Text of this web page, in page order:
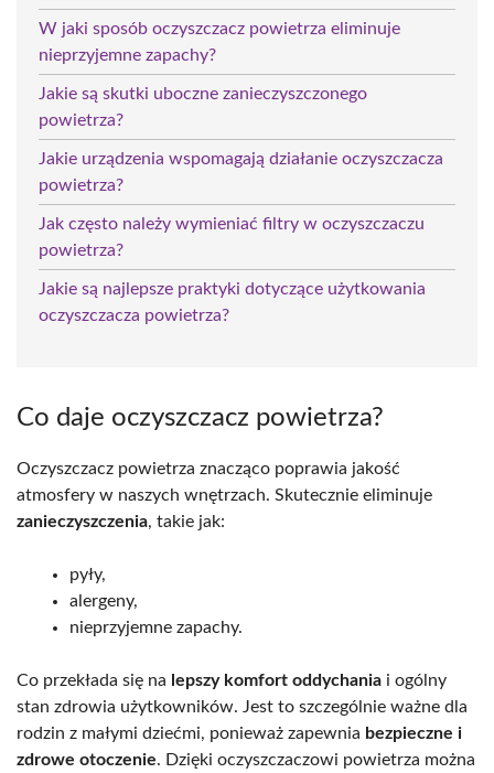
W jaki sposób oczyszczacz powietrza eliminuje
nieprzyjemne zapachy?
Jakie są skutki uboczne zanieczyszczonego
powietrza?
Jakie urządzenia wspomagają działanie oczyszczacza
powietrza?
Jak często należy wymieniać filtry w oczyszczaczu
powietrza?
Jakie są najlepsze praktyki dotyczące użytkowania
oczyszczacza powietrza?
Co daje oczyszczacz powietrza?
Oczyszczacz powietrza znacząco poprawia jakość
atmosfery w naszych wnętrzach. Skutecznie eliminuje
zanieczyszczenia, takie jak:
pyły,
alergeny,
nieprzyjemne zapachy.
Co przekłada się na lepszy komfort oddychania i ogólny
stan zdrowia użytkowników. Jest to szczególnie ważne dla
rodzin z małymi dziećmi, ponieważ zapewnia bezpieczne i
zdrowe otoczenie. Dzięki oczyszczaczowi powietrza można